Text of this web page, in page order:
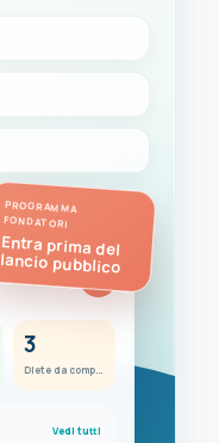
PROGRAMMA
FONDATORI
Entra prima del
lancio pubblico
FC
3
Vedi tutti